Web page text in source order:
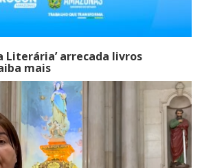
Literária’ arrecada livros
mais